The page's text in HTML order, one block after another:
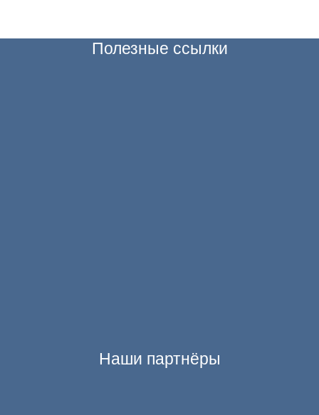
Полезные ссылки
Наши партнёры